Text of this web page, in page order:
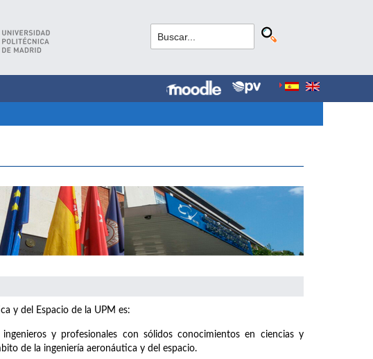
y del Espacio de la UPM es:
y profesionales con sólidos conocimientos en ciencias y
de la ingeniería aeronáutica y del espacio.